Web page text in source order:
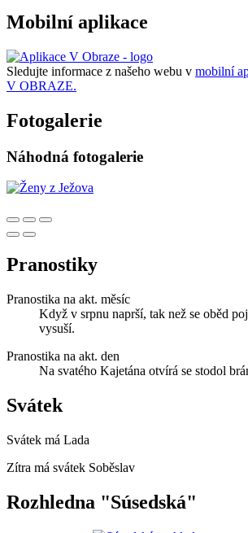
Mobilní aplikace
Sledujte informace z našeho webu v mobilní
V OBRAZE.
Fotogalerie
Náhodná fotogalerie
Pranostiky
Pranostika na akt. měsíc
Když v srpnu naprší, tak než se oběd
vysuší.
Pranostika na akt. den
Na svatého Kajetána otvírá se stodol
Svátek
Svátek má Lada
Zítra má svátek Soběslav
Rozhledna "Súsedská"